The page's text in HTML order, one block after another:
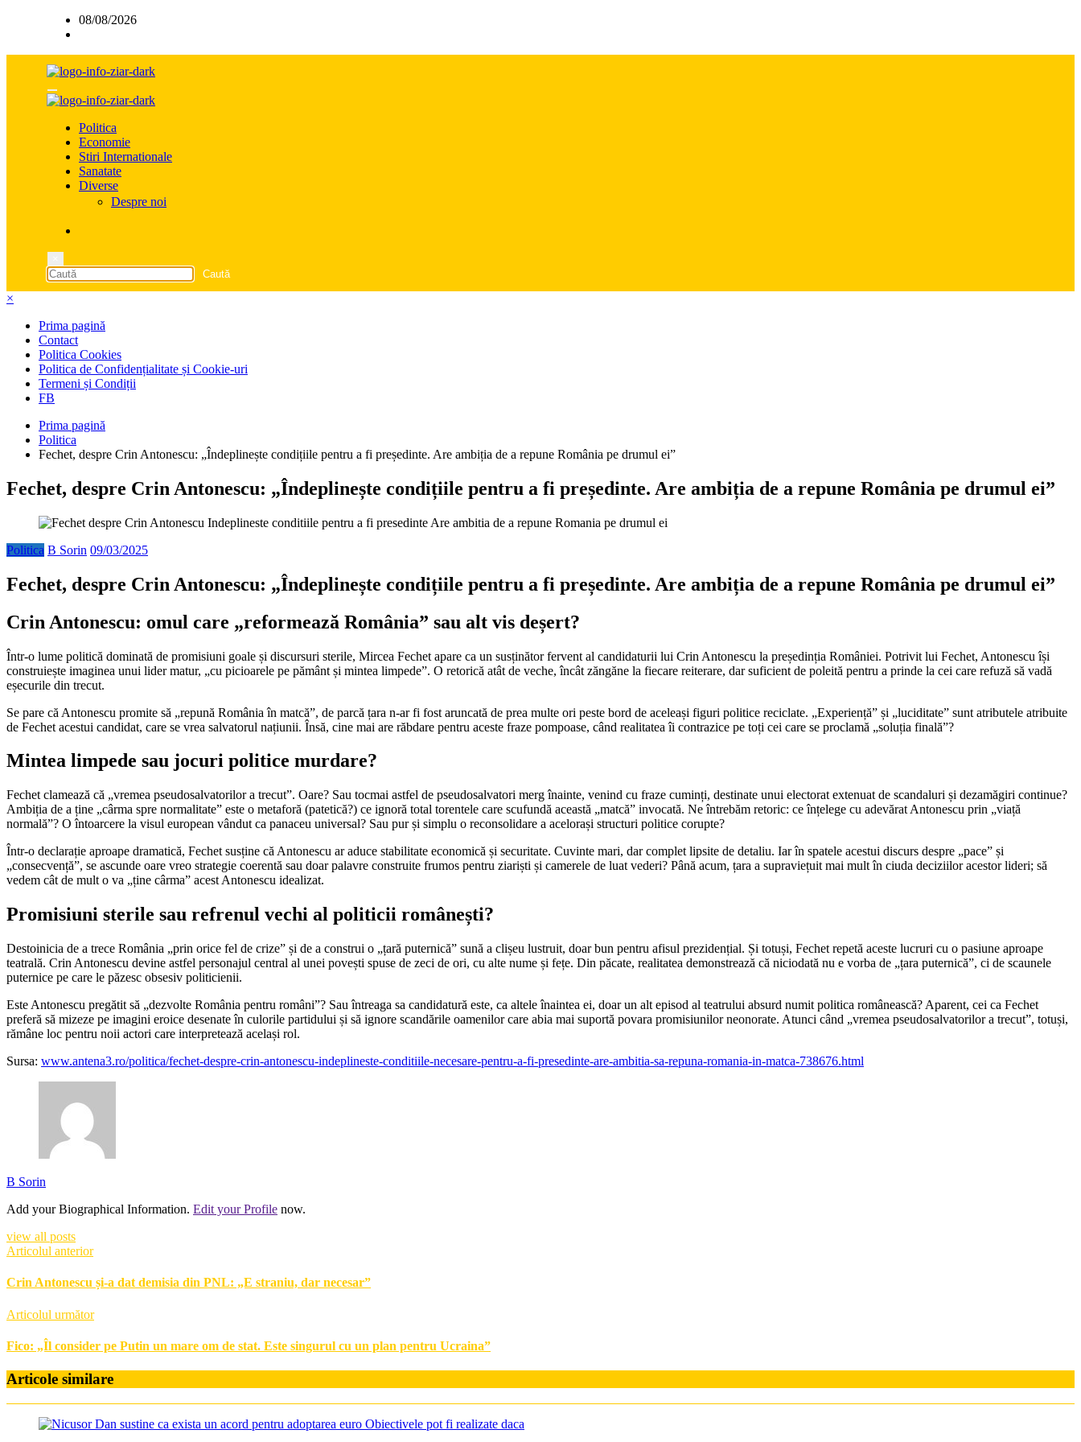
08/08/2026
Politica
Economie
Stiri Internationale
Sanatate
Diverse
Despre noi
×
Prima pagină
Contact
Politica Cookies
Politica de Confidențialitate și Cookie-uri
Termeni și Condiții
FB
Prima pagină
Politica
Fechet, despre Crin Antonescu: „Îndeplinește condițiile pentru a fi președinte. Are ambiția de a repune România pe drumul ei”
Fechet, despre Crin Antonescu: „Îndeplinește condițiile pentru a fi președinte. Are ambiția de a repune România pe drumul ei”
Politica B Sorin 09/03/2025
Fechet, despre Crin Antonescu: „Îndeplinește condițiile pentru a fi președinte. Are ambiția de a repune România pe drumul ei”
Crin Antonescu: omul care „reformează România” sau alt vis deșert?
Într-o lume politică dominată de promisiuni goale și discursuri sterile, Mircea Fechet apare ca un susținător fervent al candidaturii lui Crin Antonescu la președinția României. Potrivit lui Fechet, Antonescu își
construiește imaginea unui lider matur, „cu picioarele pe pământ și mintea limpede”. O retorică atât de veche, încât zăngăne la fiecare reiterare, dar suficient de poleită pentru a prinde la cei care refuză să vadă
eșecurile din trecut.
Se pare că Antonescu promite să „repună România în matcă”, de parcă țara n-ar fi fost aruncată de prea multe ori peste bord de aceleași figuri politice reciclate. „Experiență” și „luciditate” sunt atributele atribuite
de Fechet acestui candidat, care se vrea salvatorul națiunii. Însă, cine mai are răbdare pentru aceste fraze pompoase, când realitatea îi contrazice pe toți cei care se proclamă „soluția finală”?
Mintea limpede sau jocuri politice murdare?
Fechet clamează că „vremea pseudosalvatorilor a trecut”. Oare? Sau tocmai astfel de pseudosalvatori merg înainte, venind cu fraze cuminți, destinate unui electorat extenuat de scandaluri și dezamăgiri continue?
Ambiția de a ține „cârma spre normalitate” este o metaforă (patetică?) ce ignoră total torentele care scufundă această „matcă” invocată. Ne întrebăm retoric: ce înțelege cu adevărat Antonescu prin „viață
normală”? O întoarcere la visul european vândut ca panaceu universal? Sau pur și simplu o reconsolidare a acelorași structuri politice corupte?
Într-o declarație aproape dramatică, Fechet susține că Antonescu ar aduce stabilitate economică și securitate. Cuvinte mari, dar complet lipsite de detaliu. Iar în spatele acestui discurs despre „pace” și
„consecvență”, se ascunde oare vreo strategie coerentă sau doar palavre construite frumos pentru ziariști și camerele de luat vederi? Până acum, țara a supraviețuit mai mult în ciuda deciziilor acestor lideri; să
vedem cât de mult o va „ține cârma” acest Antonescu idealizat.
Promisiuni sterile sau refrenul vechi al politicii românești?
Destoinicia de a trece România „prin orice fel de crize” și de a construi o „țară puternică” sună a clișeu lustruit, doar bun pentru afisul prezidențial. Și totuși, Fechet repetă aceste lucruri cu o pasiune aproape
teatrală. Crin Antonescu devine astfel personajul central al unei povești spuse de zeci de ori, cu alte nume și fețe. Din păcate, realitatea demonstrează că niciodată nu e vorba de „țara puternică”, ci de scaunele
puternice pe care le păzesc obsesiv politicienii.
Este Antonescu pregătit să „dezvolte România pentru români”? Sau întreaga sa candidatură este, ca altele înaintea ei, doar un alt episod al teatrului absurd numit politica românească? Aparent, cei ca Fechet
preferă să mizeze pe imagini eroice desenate în culorile partidului și să ignore scandările oamenilor care abia mai suportă povara promisiunilor neonorate. Atunci când „vremea pseudosalvatorilor a trecut”, totuși,
rămâne loc pentru noii actori care interpretează același rol.
Sursa: www.antena3.ro/politica/fechet-despre-crin-antonescu-indeplineste-conditiile-necesare-pentru-a-fi-presedinte-are-ambitia-sa-repuna-romania-in-matca-738676.html
B Sorin
Add your Biographical Information. Edit your Profile now.
view all posts
Articolul anterior
Crin Antonescu și-a dat demisia din PNL: „E straniu, dar necesar”
Articolul următor
Fico: „Îl consider pe Putin un mare om de stat. Este singurul cu un plan pentru Ucraina”
Articole similare